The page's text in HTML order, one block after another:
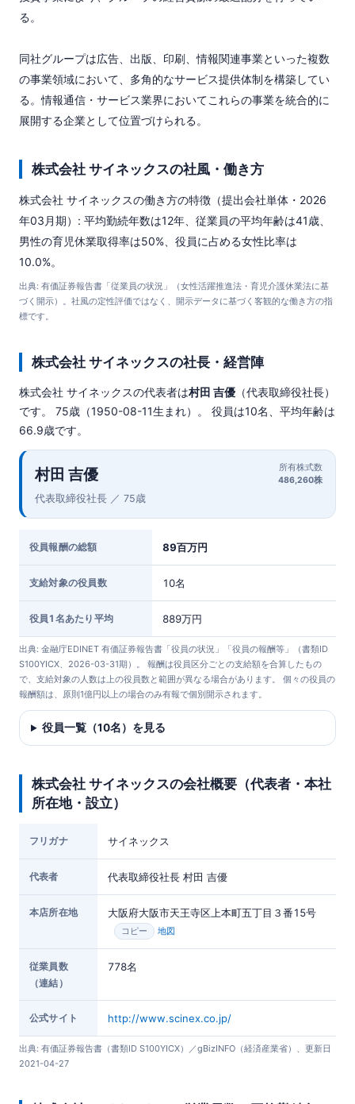
る。
同社グループは広告、出版、印刷、情報関連事業といった複数
の事業領域において、多角的なサービス提供体制を構築してい
る。情報通信・サービス業界においてこれらの事業を統合的に
展開する企業として位置づけられる。
株式会社 サイネックスの社風・働き方
株式会社 サイネックスの働き方の特徴（提出会社単体・2026
年03月期）: 平均勤続年数は12年、従業員の平均年齢は41歳、
男性の育児休業取得率は50%、役員に占める女性比率は
10.0%。
出典: 有価証券報告書「従業員の状況」（女性活躍推進法・育児介護休業法に基
づく開示）。社風の定性評価ではなく、開示データに基づく客観的な働き方の指
標です。
株式会社 サイネックスの社長・経営陣
株式会社 サイネックスの代表者は村田 吉優 （代表取締役社長）
です。 75歳（1950-08-11生まれ）。 役員は10名、平均年齢は
66.9歳です。
村田 吉優
代表取締役社長 ／ 75歳
所有株式数
486,260株
役員報酬の総額 89百万円
支給対象の役員数 10名
役員1名あたり平均 889万円
出典: 金融庁EDINET 有価証券報告書「役員の状況」「役員の報酬等」（書類ID
S100YICX、2026-03-31期）。 報酬は役員区分ごとの支給額を合算したもの
で、支給対象の人数は上の役員数と範囲が異なる場合があります。 個々の役員の
報酬額は、原則1億円以上の場合のみ有報で個別開示されます。
役員一覧（10名）を見る
株式会社 サイネックスの会社概要（代表者・本社
所在地・設立）
フリガナ サイネックス
代表者 代表取締役社長 村田 吉優
本店所在地 大阪府大阪市天王寺区上本町五丁目３番15号
コピー 地図
従業員数
（連結）
778名
公式サイト http://www.scinex.co.jp/
出典: 有価証券報告書（書類ID S100YICX）／gBizINFO（経済産業省）、更新日
2021-04-27